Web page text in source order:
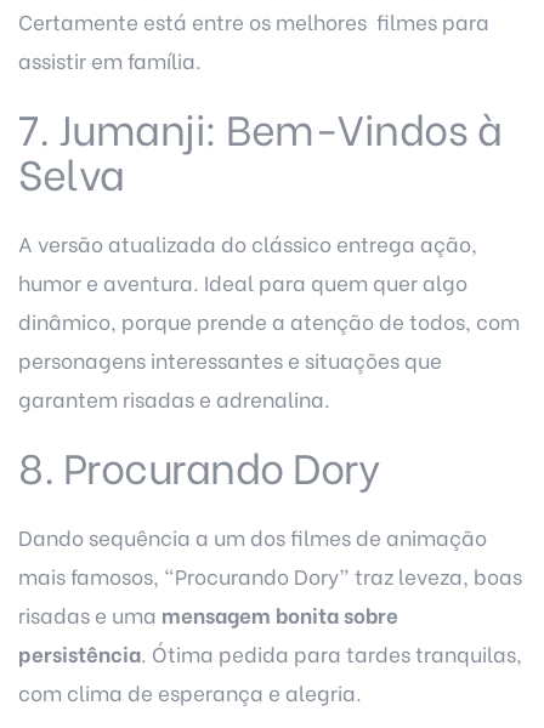
Certamente está entre os melhores filmes para
assistir em família.
7. Jumanji: Bem-Vindos à
Selva
A versão atualizada do clássico entrega ação,
humor e aventura. Ideal para quem quer algo
dinâmico, porque prende a atenção de todos, com
personagens interessantes e situações que
garantem risadas e adrenalina.
8. Procurando Dory
Dando sequência a um dos filmes de animação
mais famosos, "Procurando Dory” traz leveza, boas
risadas e uma mensagem bonita sobre
persistência. Ótima pedida para tardes tranquilas,
com clima de esperança e alegria.